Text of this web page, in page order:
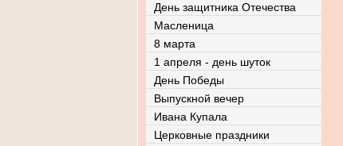
День защитника Отечества
Масленица
8 марта
1 апреля - день шуток
День Победы
Выпускной вечер
Ивана Купала
Церковные праздники